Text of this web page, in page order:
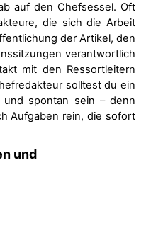
auf den Chefsessel. Oft
die sich die Arbeit
der Artikel, den
verantwortlich
mit den Ressortleitern
solltest du ein
und spontan sein – denn
Aufgaben rein, die sofort
und